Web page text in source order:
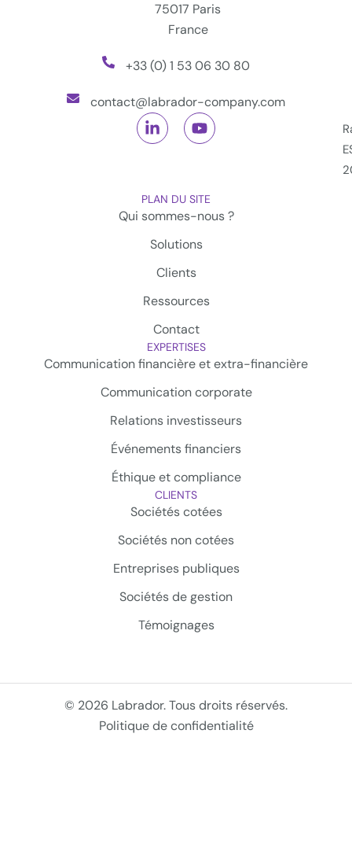
75017 Paris
France
+33 (0) 1 53 06 30 80
contact@labrador-company.com
PLAN DU SITE
Qui sommes-nous ?
Solutions
Clients
Ressources
Contact
EXPERTISES
Communication financière et extra-financière
Communication corporate
Relations investisseurs
Événements financiers
Éthique et compliance
CLIENTS
Sociétés cotées
Sociétés non cotées
Entreprises publiques
Sociétés de gestion
Témoignages
© 2026 Labrador. Tous droits réservés.
Politique de confidentialité